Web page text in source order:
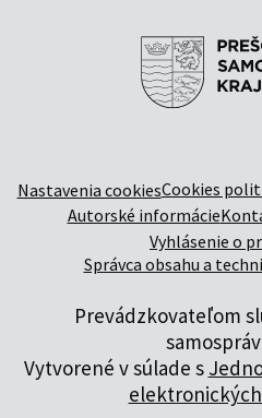
Nastavenia cookiesCookies
Autorské informácie
Vyhlásenie o
Správca obsahu a
Prevádzkovateľom
Vytvorené v súlade s